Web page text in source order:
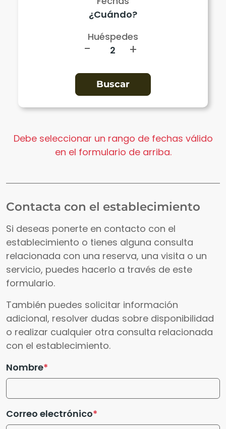
Huéspedes
- +
Debe seleccionar un rango de fechas válido
en el formulario de arriba.
Contacta con el establecimiento
Si deseas ponerte en contacto con el
establecimiento o tienes alguna consulta
relacionada con una reserva, una visita o un
servicio, puedes hacerlo a través de este
formulario.
También puedes solicitar información
adicional, resolver dudas sobre disponibilidad
o realizar cualquier otra consulta relacionada
con el establecimiento.
Nombre
Correo electrónico